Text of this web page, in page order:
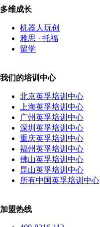
多维成长
机器人玩创
雅思 · 托福
留学
我们的培训中心
北京英孚培训中心
上海英孚培训中心
广州英孚培训中心
深圳英孚培训中心
重庆英孚培训中心
福州英孚培训中心
佛山英孚培训中心
昆山英孚培训中心
所有中国英孚培训中心
加盟热线